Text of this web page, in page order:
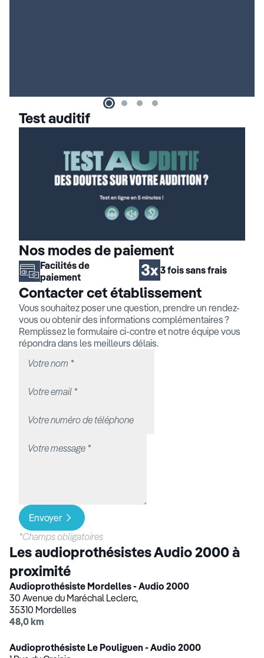
Test auditif
Nos modes de paiement
Facilités de
paiement
3 fois sans frais
Contacter cet établissement
Vous souhaitez poser une question, prendre un rendez-
vous ou obtenir des informations complémentaires ?
Remplissez le formulaire ci-contre et notre équipe vous
répondra dans les meilleurs délais.
Envoyer
*Champs obligatoires
Les audioprothésistes Audio 2000 à
proximité
Audioprothésiste Mordelles - Audio 2000
30 Avenue du Maréchal Leclerc,
35310 Mordelles
48,0 km
Audioprothésiste Le Pouliguen - Audio 2000